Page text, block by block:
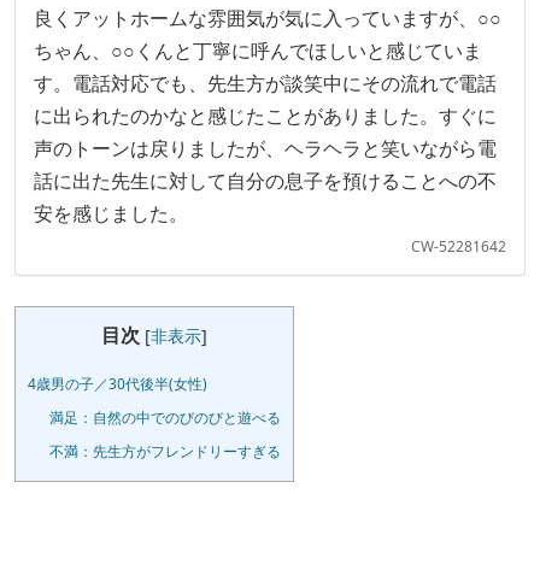
良くアットホームな雰囲気が気に入っていますが、○○
ちゃん、○○くんと丁寧に呼んでほしいと感じていま
す。電話対応でも、先生方が談笑中にその流れで電話
に出られたのかなと感じたことがありました。すぐに
声のトーンは戻りましたが、ヘラヘラと笑いながら電
話に出た先生に対して自分の息子を預けることへの不
安を感じました。
CW-52281642
目次 [非表示]
4歳男の子／30代後半(女性)
満足：自然の中でのびのびと遊べる
不満：先生方がフレンドリーすぎる